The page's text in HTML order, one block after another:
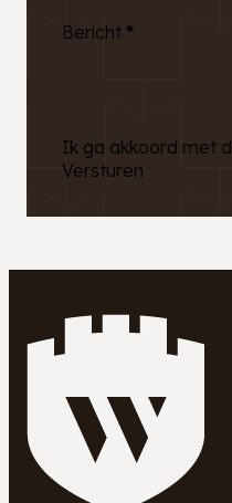
Bericht *
Ik ga akkoord met
Versturen